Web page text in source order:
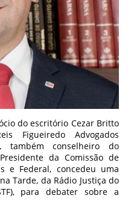
do escritório Cezar Britto
Figueiredo Advogados
também conselheiro do
da Comissão de
e Federal, concedeu uma
Tarde, da Rádio Justiça do
para debater sobre a